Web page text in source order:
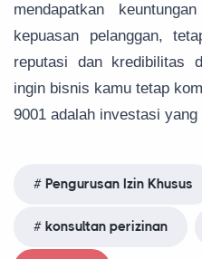
mendapatkan
kepuasan pelanggan,
reputasi dan kredibilitas
ingin bisnis kamu tetap
9001 adalah investasi
Pengurusan Izin Khusus
konsultan perizinan